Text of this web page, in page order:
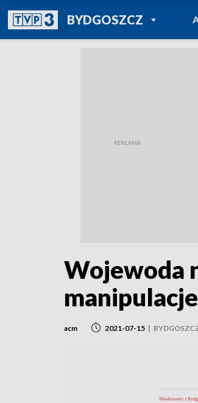
BYDGOSZCZPOWRÓT DO
TVP REGIONY
Wojewoda
acm 2021-07-15 |